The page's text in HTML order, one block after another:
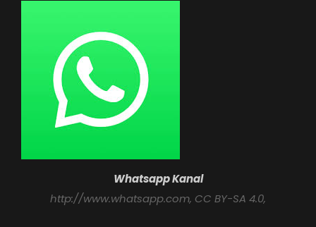
Whatsapp Kanal
http://www.whatsapp.com, CC BY-SA 4.0,